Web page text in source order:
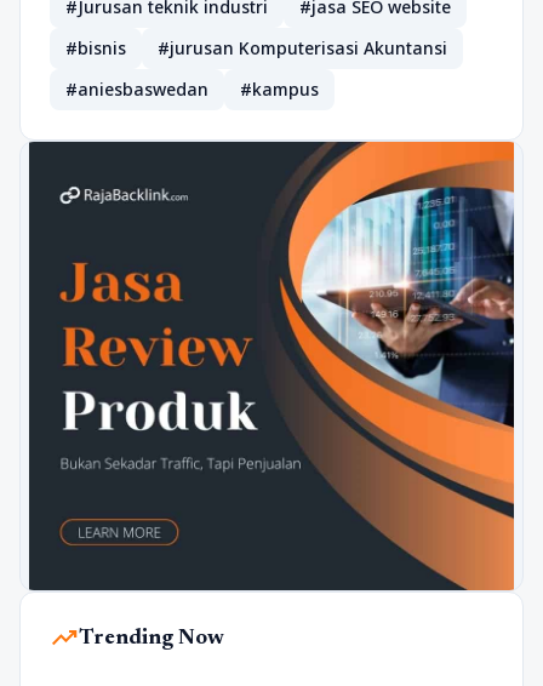
#Jurusan teknik industri
#jasa SEO website
#bisnis
#jurusan Komputerisasi Akuntansi
#aniesbaswedan
#kampus
trending_upTrending Now